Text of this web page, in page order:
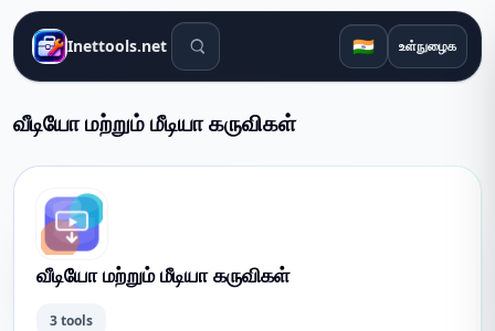
Inettools.net தேடல் கருவிகள் 🇮🇳 உள்நுழைக
வீடியோ மற்றும் மீடியா கருவிகள்
வீடியோ மற்றும் மீடியா கருவிகள்
3 tools